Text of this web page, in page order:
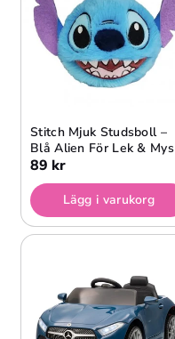
Stitch Mjuk Studsboll –
Blå Alien För Lek & Mys
89 kr
Lägg i varukorg